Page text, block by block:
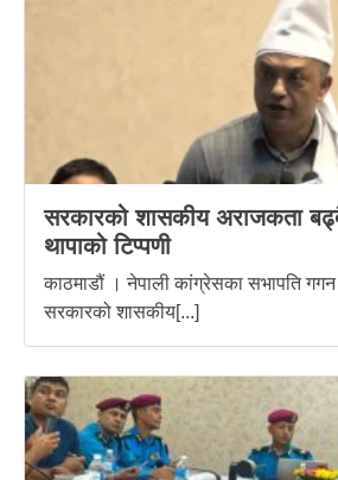
सरकारको शासकीय अराजकता
थापाको टिप्पणी
काठमाडौं । नेपाली कांग्रेसका सभापति
सरकारको शासकीय[...]